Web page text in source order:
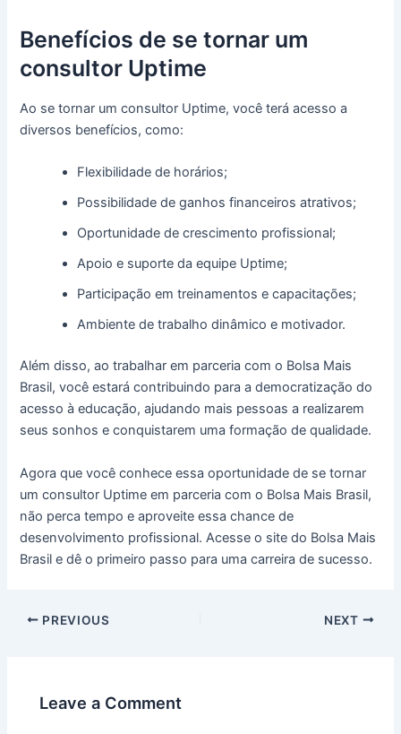
Benefícios de se tornar um
consultor Uptime
Ao se tornar um consultor Uptime, você terá acesso a
diversos benefícios, como:
Flexibilidade de horários;
Possibilidade de ganhos financeiros atrativos;
Oportunidade de crescimento profissional;
Apoio e suporte da equipe Uptime;
Participação em treinamentos e capacitações;
Ambiente de trabalho dinâmico e motivador.
Além disso, ao trabalhar em parceria com o Bolsa Mais
Brasil, você estará contribuindo para a democratização do
acesso à educação, ajudando mais pessoas a realizarem
seus sonhos e conquistarem uma formação de qualidade.
Agora que você conhece essa oportunidade de se tornar
um consultor Uptime em parceria com o Bolsa Mais Brasil,
não perca tempo e aproveite essa chance de
desenvolvimento profissional. Acesse o site do Bolsa Mais
Brasil e dê o primeiro passo para uma carreira de sucesso.
PREVIOUS NEXT
Leave a Comment